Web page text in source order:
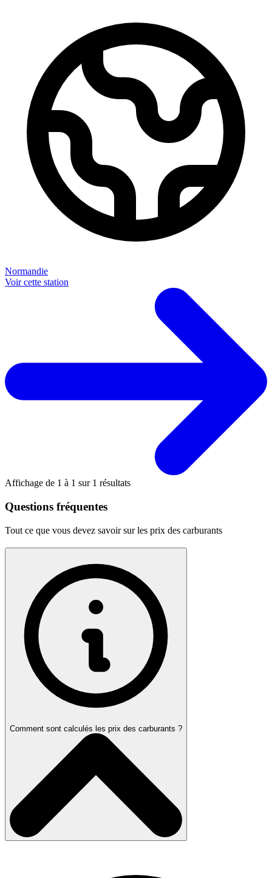
Normandie
Voir cette station
Affichage de 1 à 1 sur 1 résultats
Questions fréquentes
Tout ce que vous devez savoir sur les prix des carburants
Comment sont calculés les prix des carburants ?